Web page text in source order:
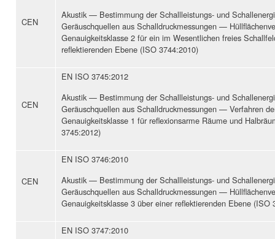
CEN
Akustik — Bestimmung der Schallleistungs- und
Geräuschquellen aus Schalldruckmessungen —
Genauigkeitsklasse 2 für ein im Wesentlichen freies
reflektierenden Ebene (ISO 3744:2010)
CEN
EN ISO 3745:2012
Akustik — Bestimmung der Schallleistungs- und
Geräuschquellen aus Schalldruckmessungen — Verfahren
Genauigkeitsklasse 1 für reflexionsarme Räume und
3745:2012)
CEN
EN ISO 3746:2010
Akustik — Bestimmung der Schallleistungs- und
Geräuschquellen aus Schalldruckmessungen —
Genauigkeitsklasse 3 über einer reflektierenden Ebene (ISO
EN ISO 3747:2010